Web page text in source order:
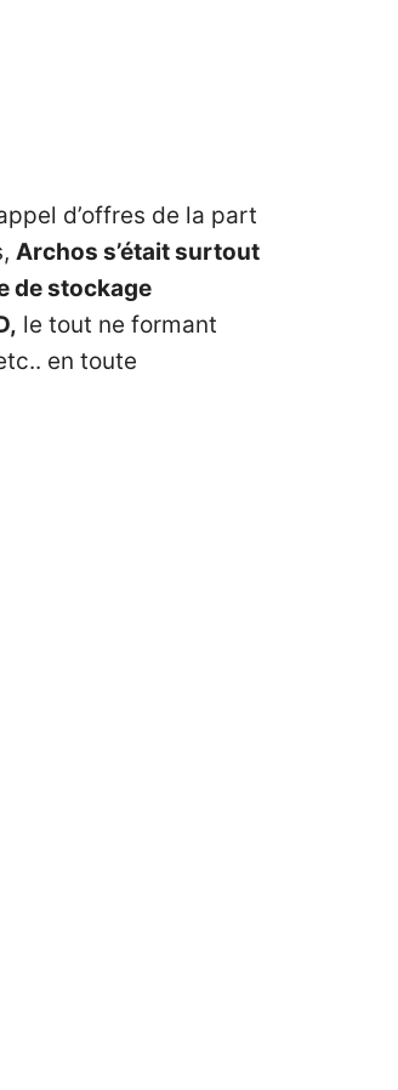
d’offres de la part
Archos s’était surtout
de stockage
le tout ne formant
en toute